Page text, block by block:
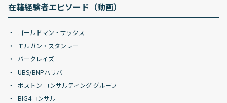
在籍経験者エピソード（動画）
ゴールドマン・サックス
モルガン・スタンレー
バークレイズ
UBS/BNPパリバ
ボストン コンサルティング グループ
BIG4コンサル